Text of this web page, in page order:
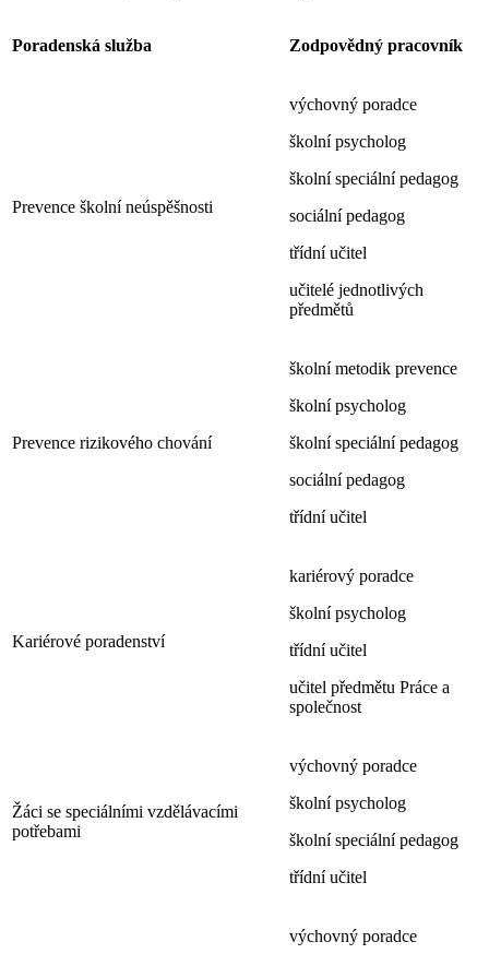
Poradenská služba Zodpovědný pracovník
Prevence školní neúspěšnosti
výchovný poradce
školní psycholog
školní speciální pedagog
sociální pedagog
třídní učitel
učitelé jednotlivých
předmětů
Prevence rizikového chování
školní metodik prevence
školní psycholog
školní speciální pedagog
sociální pedagog
třídní učitel
Kariérové poradenství
kariérový poradce
školní psycholog
třídní učitel
učitel předmětu Práce a
společnost
Žáci se speciálními vzdělávacími
potřebami
výchovný poradce
školní psycholog
školní speciální pedagog
třídní učitel
výchovný poradce